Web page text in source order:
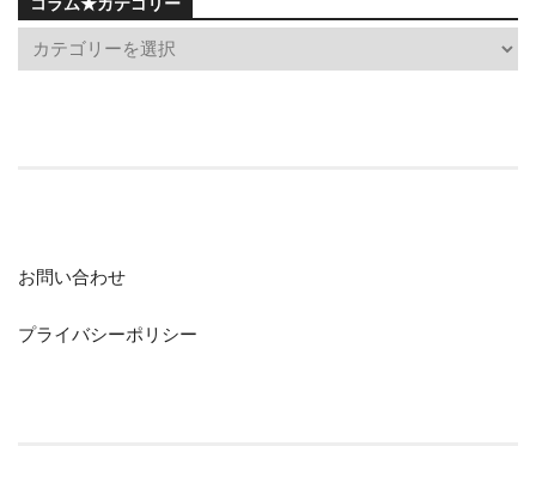
お問い合わせ
プライバシーポリシー